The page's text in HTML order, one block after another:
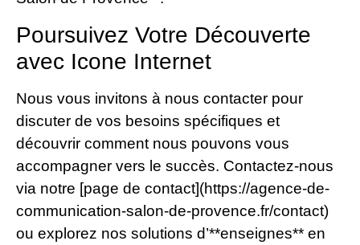
Poursuivez Votre Découverte
avec Icone Internet
Nous vous invitons à nous contacter pour
discuter de vos besoins spécifiques et
découvrir comment nous pouvons vous
accompagner vers le succès. Contactez-nous
via notre [page de contact](https://agence-de-
communication-salon-de-provence.fr/contact)
ou explorez nos solutions d’**enseignes** en